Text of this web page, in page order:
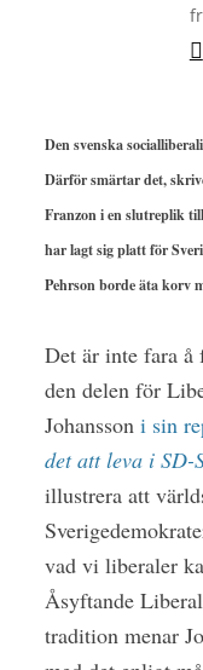
Den svenska
Därför smärtar det,
Franzon i en slutreplik
har lagt sig platt för
Pehrson borde äta korv
Det är inte fara
den delen för
Johansson i sin
det att leva i SD-
illustrera att
vad vi liberaler
Åsyftande
tradition menar